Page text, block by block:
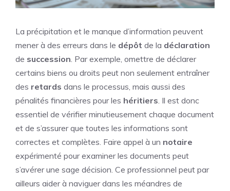
La précipitation et le manque d’information peuvent
mener à des erreurs dans le dépôt de la déclaration
de succession . Par exemple, omettre de déclarer
certains biens ou droits peut non seulement entraîner
des retards dans le processus, mais aussi des
pénalités financières pour les héritiers . Il est donc
essentiel de vérifier minutieusement chaque document
et de s’assurer que toutes les informations sont
correctes et complètes. Faire appel à un notaire
expérimenté pour examiner les documents peut
s’avérer une sage décision. Ce professionnel peut par
ailleurs aider à naviguer dans les méandres de